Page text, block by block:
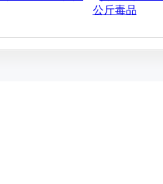
公斤毒品